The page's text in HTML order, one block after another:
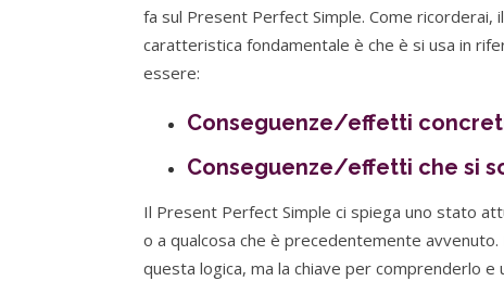
fa sul Present Perfect Simple. Come ricorderai,
caratteristica fondamentale è che è si usa in
essere:
Conseguenze/effetti
Conseguenze/effetti che si
Il Present Perfect Simple ci spiega uno stato
o a qualcosa che è precedentemente
questa logica, ma la chiave per comprenderlo